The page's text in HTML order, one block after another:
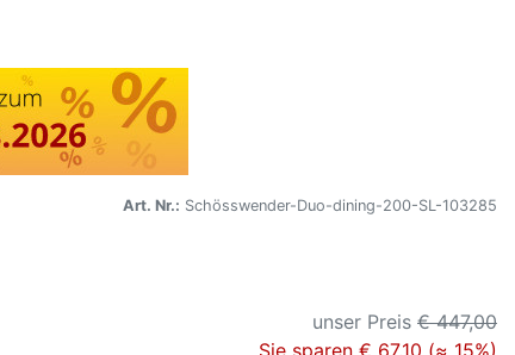
Art. Nr.: Schösswender-Duo-dining-200-SL-103285
unser Preis € 447,00
Sie sparen € 67,10 (≈ 15%)